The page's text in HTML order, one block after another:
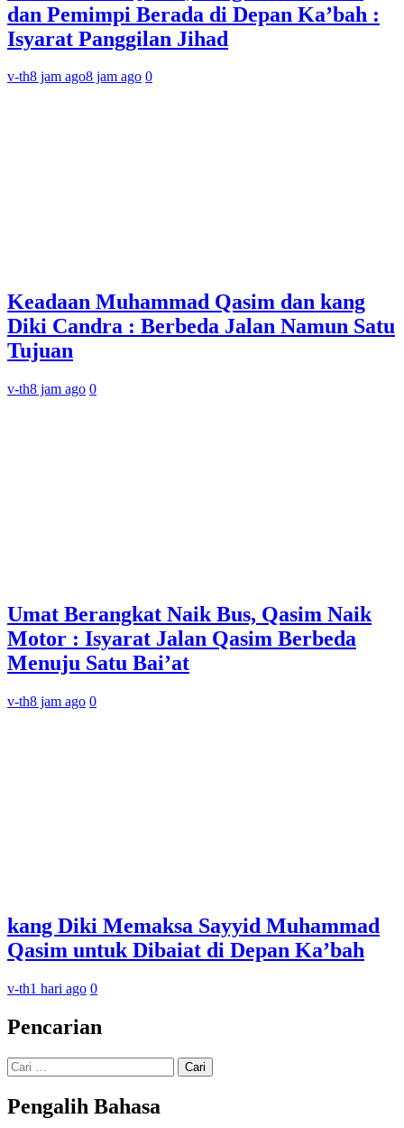
dan Pemimpi Berada di Depan Ka’bah :
Isyarat Panggilan Jihad
v-th8 jam ago8 jam ago 0
Keadaan Muhammad Qasim dan kang
Diki Candra : Berbeda Jalan Namun Satu
Tujuan
v-th8 jam ago 0
Umat Berangkat Naik Bus, Qasim Naik
Motor : Isyarat Jalan Qasim Berbeda
Menuju Satu Bai’at
v-th8 jam ago 0
kang Diki Memaksa Sayyid Muhammad
Qasim untuk Dibaiat di Depan Ka’bah
v-th1 hari ago 0
Pencarian
Cari
untuk:
Pengalih Bahasa